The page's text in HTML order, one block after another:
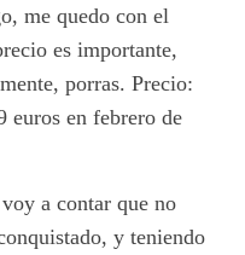
me quedo con el
es importante,
porras. Precio:
euros en febrero de
a contar que no
y teniendo